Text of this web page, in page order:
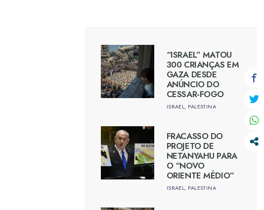
“ISRAEL” MATOU
300 CRIANÇAS EM
GAZA DESDE
ANÚNCIO DO
CESSAR-FOGO
ISRAEL, PALESTINA
FRACASSO DO
PROJETO DE
NETANYAHU PARA
O “NOVO
ORIENTE MÉDIO”
ISRAEL, PALESTINA